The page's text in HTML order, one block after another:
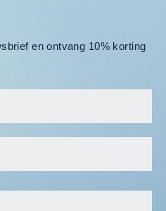
en ontvang 10% korting